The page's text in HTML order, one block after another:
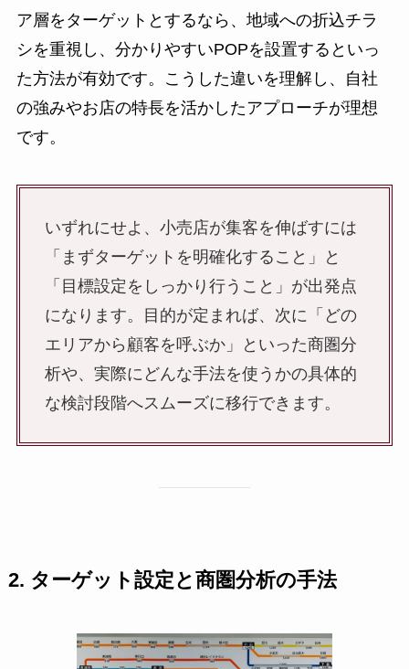
ア層をターゲットとするなら、地域への折込チラ
シを重視し、分かりやすいPOPを設置するといっ
た方法が有効です。こうした違いを理解し、自社
の強みやお店の特長を活かしたアプローチが理想
です。
いずれにせよ、小売店が集客を伸ばすには
「まずターゲットを明確化すること」と
「目標設定をしっかり行うこと」が出発点
になります。目的が定まれば、次に「どの
エリアから顧客を呼ぶか」といった商圏分
析や、実際にどんな手法を使うかの具体的
な検討段階へスムーズに移行できます。
2. ターゲット設定と商圏分析の手法